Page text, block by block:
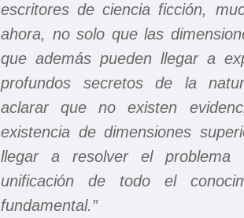
escritores de ciencia ficción,
ahora, no solo que las
que además pueden llegar a
profundos secretos de la
aclarar que no existen
existencia de dimensiones
llegar a resolver el
unificación de todo el
fundamental.”